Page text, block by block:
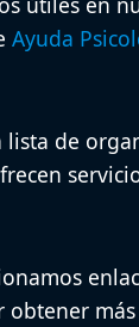
Ayuda
de
obtener